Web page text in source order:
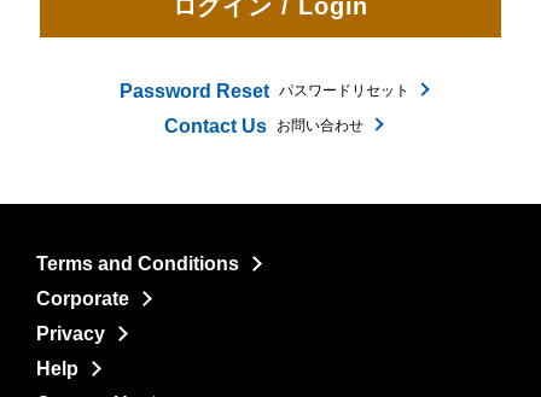
Password Reset パスワードリセット
Contact Us お問い合わせ
Terms and Conditions
Corporate
Privacy
Help